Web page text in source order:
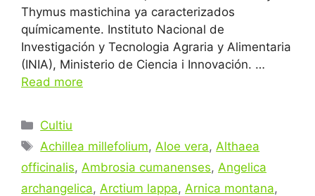
Thymus mastichina ya caracterizados
químicamente. Instituto Nacional de
Investigación y Tecnologia Agraria y Alimentaria
(INIA), Ministerio de Ciencia i Innovación. …
Read more
Categories
Cultiu
Tags
Achillea millefolium, Aloe vera, Althaea
officinalis, Ambrosia cumanenses, Angelica
archangelica, Arctium lappa, Arnica montana,